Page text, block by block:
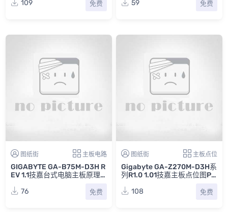
109
免费
59
免费
图纸街 主板电路
GIGABYTE GA-B75M-D3H R
EV 1.1技嘉台式电脑主板原理
76
免费
图纸街 主板点位
Gigabyte GA-Z270M-D3H系
列R1.0 1.01技嘉主板点位图PD
108
免费